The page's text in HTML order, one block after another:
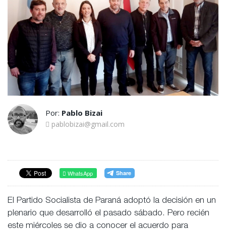
Por: Pablo Bizai
pablobizai@gmail.com
WhatsApp
El Partido Socialista de Paraná adoptó la decisión en un
plenario que desarrolló el pasado sábado. Pero recién
este miércoles se dio a conocer el acuerdo para